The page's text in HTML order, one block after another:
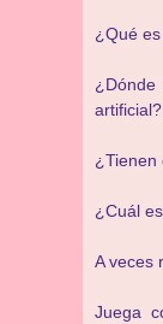
¿Qué
artificial?
¿Tienen
¿Cuál
A veces
Juega